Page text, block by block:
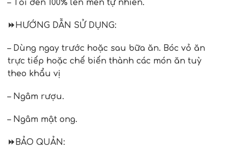
– Tỏi đen 100% lên men tự nhiên.
⏩HƯỚNG DẪN SỬ DỤNG:
– Dùng ngay trước hoặc sau bữa ăn. Bóc vỏ ăn
trực tiếp hoặc chế biến thành các món ăn tuỳ
theo khẩu vị
– Ngâm rượu.
– Ngâm mật ong.
⏩BẢO QUẢN: